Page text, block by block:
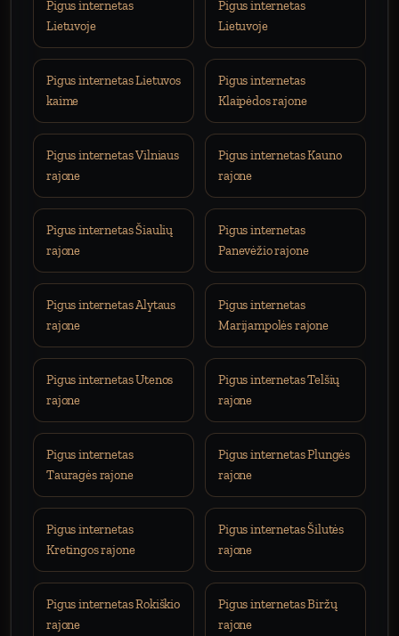
Pigus internetas
Lietuvoje
Pigus internetas
Lietuvoje
Pigus internetas Lietuvos
kaime
Pigus internetas
Klaipėdos rajone
Pigus internetas Vilniaus
rajone
Pigus internetas Kauno
rajone
Pigus internetas Šiaulių
rajone
Pigus internetas
Panevėžio rajone
Pigus internetas Alytaus
rajone
Pigus internetas
Marijampolės rajone
Pigus internetas Utenos
rajone
Pigus internetas Telšių
rajone
Pigus internetas
Tauragės rajone
Pigus internetas Plungės
rajone
Pigus internetas
Kretingos rajone
Pigus internetas Šilutės
rajone
Pigus internetas Rokiškio
rajone
Pigus internetas Biržų
rajone